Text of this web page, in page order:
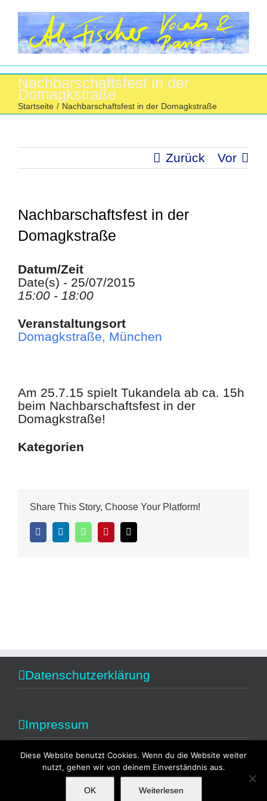
Inhalt
springen
Nachbarschaftsfest in der
Domagkstraße
Startseite / Nachbarschaftsfest in der Domagkstraße
Zurück Vor
Nachbarschaftsfest in der
Domagkstraße
Datum/Zeit
Date(s) - 25/07/2015
15:00 - 18:00
Veranstaltungsort
Domagkstraße, München
Am 25.7.15 spielt Tukandela ab ca. 15h
beim Nachbarschaftsfest in der
Domagkstraße!
Kategorien
Share This Story, Choose Your Platform!
FacebookLinkedInWhatsAppPinterest
Mail
Datenschutzerklärung
Impressum
Copyright 2014 Alexandra Fischer | All Rights Reserved
Diese Website benutzt Cookies. Wenn du die Website weiter
nutzt, gehen wir von deinem Einverständnis aus.
OK Weiterlesen